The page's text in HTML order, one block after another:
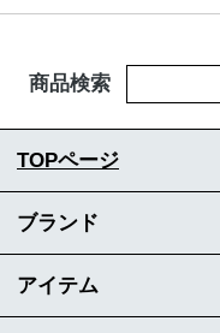
商品検索
TOPページ
ブランド
アイテム